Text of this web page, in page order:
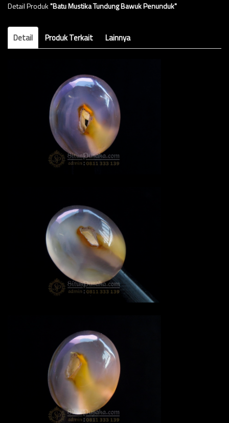
Detail Produk"Batu Mustika Tundung Bawuk Penunduk"
Detail Produk Terkait Lainnya